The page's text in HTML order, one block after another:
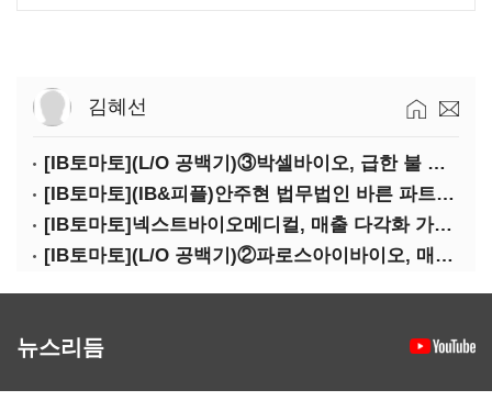
김혜선
[IB토마토](L/O 공백기)③박셀바이오, 급한 불 껐지만…본업 성과 '감감무소식'
[IB토마토](IB&피플)안주현 법무법인 바른 파트너 변호사
[IB토마토]넥스트바이오메디컬, 매출 다각화 가속…IPO 보람 '쑥쑥'
[IB토마토](L/O 공백기)②파로스아이바이오, 매출 0원 '불명예'…목표 안갯속
뉴스리듬